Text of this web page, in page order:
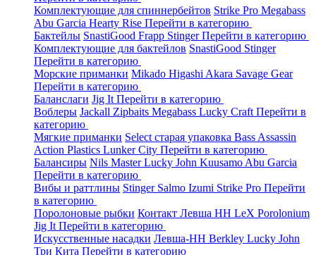
Комплектующие для спиннербейтов Strike Pro Megabass
Abu Garcia Hearty Rise Перейти в категорию
Бактейлы SnastiGood Frapp StingerПерейти в категорию
Комплектующие для бактейлов SnastiGood Stinger
Перейти в категорию
Морские приманки Mikado Higashi Akara Savage Gear
Перейти в категорию
Баланслаги Jig It Перейти в категорию
Воблеры Jackall Zipbaits Megabass Lucky Craft Перейти в
категорию
Мягкие приманки Select старая упаковка Bass Assassin
Action Plastics Lunker City Перейти в категорию
Балансиры Nils MasterLucky John Kuusamo Abu Garcia
Перейти в категорию
Вибы и раттлины Stinger Salmo Izumi Strike Pro Перейти
в категорию
Поролоновые рыбки Контакт Левша НН LeX Porolonium
Jig It Перейти в категорию
Искусственные насадки Левша-НН Berkley Lucky John
Три Кита Перейти в категорию